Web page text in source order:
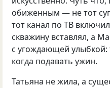
обиженным — не тот
тот канал по ТВ
скважину вставлял, а
с угождающей улыбкой:
когда подавать ужин.
Татьяна не жила, а